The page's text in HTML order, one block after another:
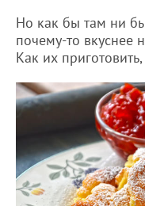
Но как бы там ни
почему-то вкуснее
Как их